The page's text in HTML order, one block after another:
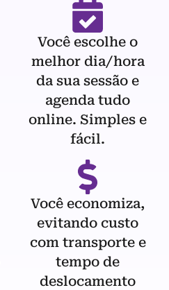
Você escolhe o
melhor dia/hora
da sua sessão e
agenda tudo
online. Simples e
fácil.
Você economiza,
evitando custo
com transporte e
tempo de
deslocamento